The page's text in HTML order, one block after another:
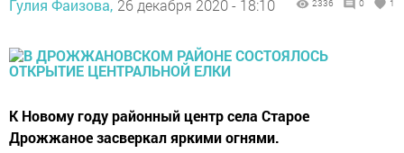
Гулия Фаизова, 26 декабря 2020 - 18:10 2336 0 1
К Новому году районный центр села Старое
Дрожжаное засверкал яркими огнями.